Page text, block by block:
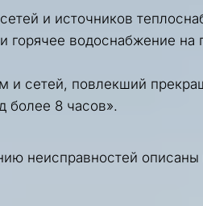
и источников
горячее водоснабжение
и сетей, повлекший
более 8 часов».
неисправностей описаны